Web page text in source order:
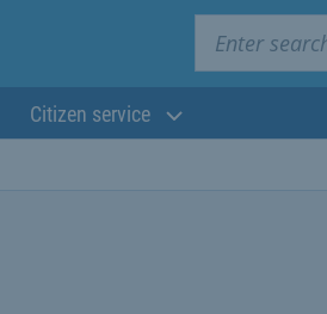
Citizen service